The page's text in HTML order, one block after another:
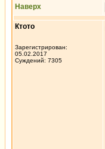
Наверх
Ктото
Зарегистрирован:
05.02.2017
Суждений: 7305